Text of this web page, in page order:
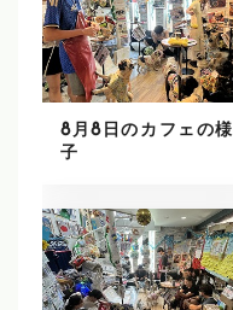
8月8日のカフェの様
子